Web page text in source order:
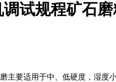
试规程矿石
主要适用于中、低硬度，湿